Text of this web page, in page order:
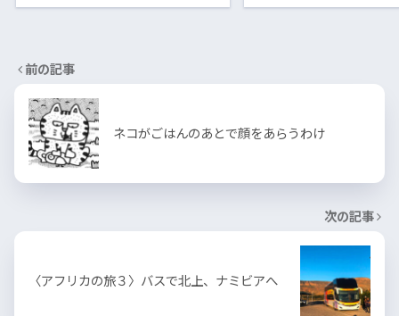
前の記事
ネコがごはんのあとで顔をあらうわけ
次の記事
〈アフリカの旅３〉バスで北上、ナミビアへ